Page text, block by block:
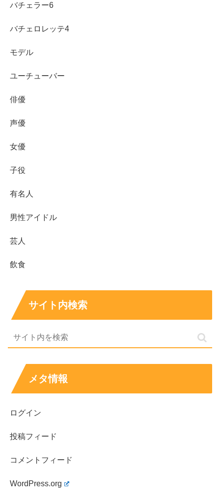
個人的には日本人である可能性が高いと思います。
人で、そこから韓国国籍が代々伝わったという可能性も無
や国籍についてのまとめ
バチェラー6
バチェロレッテ4
モデル
ユーチューバー
俳優
声優
女優
子役
有名人
男性アイドル
芸人
飲食
サイト内検索
メタ情報
ログイン
投稿フィード
コメントフィード
WordPress.org